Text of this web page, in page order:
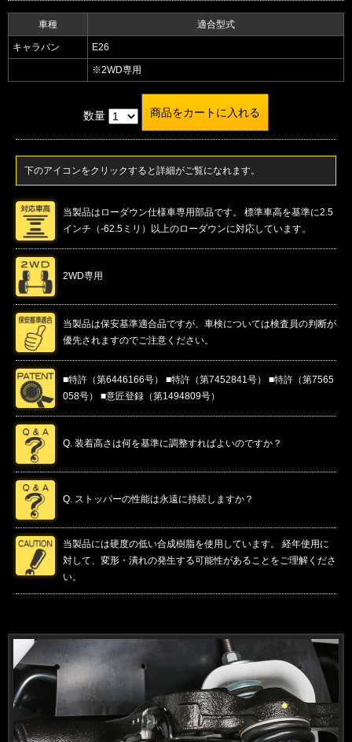
車種 適合型式
キャラバン E26
※2WD専用
数量
下のアイコンをクリックすると詳細がご覧になれます。
当製品はローダウン仕様車専用部品です。 標準車高を基準に2.5
インチ（-62.5ミリ）以上のローダウンに対応しています。
2WD専用
当製品は保安基準適合品ですが、車検については検査員の判断が
優先されますのでご注意ください。
■特許（第6446166号） ■特許（第7452841号） ■特許（第7565
058号） ■意匠登録（第1494809号）
Q. 装着高さは何を基準に調整すればよいのですか？
Q. ストッパーの性能は永遠に持続しますか？
当製品には硬度の低い合成樹脂を使用しています。 経年使用に
対して、変形・潰れの発生する可能性があることをご理解くださ
い。